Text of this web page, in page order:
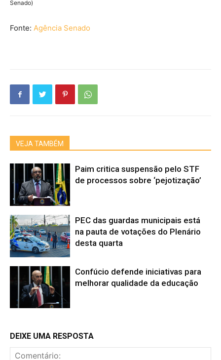
Senado)
Fonte: Agência Senado
VEJA TAMBÉM
Paim critica suspensão pelo STF
de processos sobre ‘pejotização’
PEC das guardas municipais está
na pauta de votações do Plenário
desta quarta
Confúcio defende iniciativas para
melhorar qualidade da educação
DEIXE UMA RESPOSTA